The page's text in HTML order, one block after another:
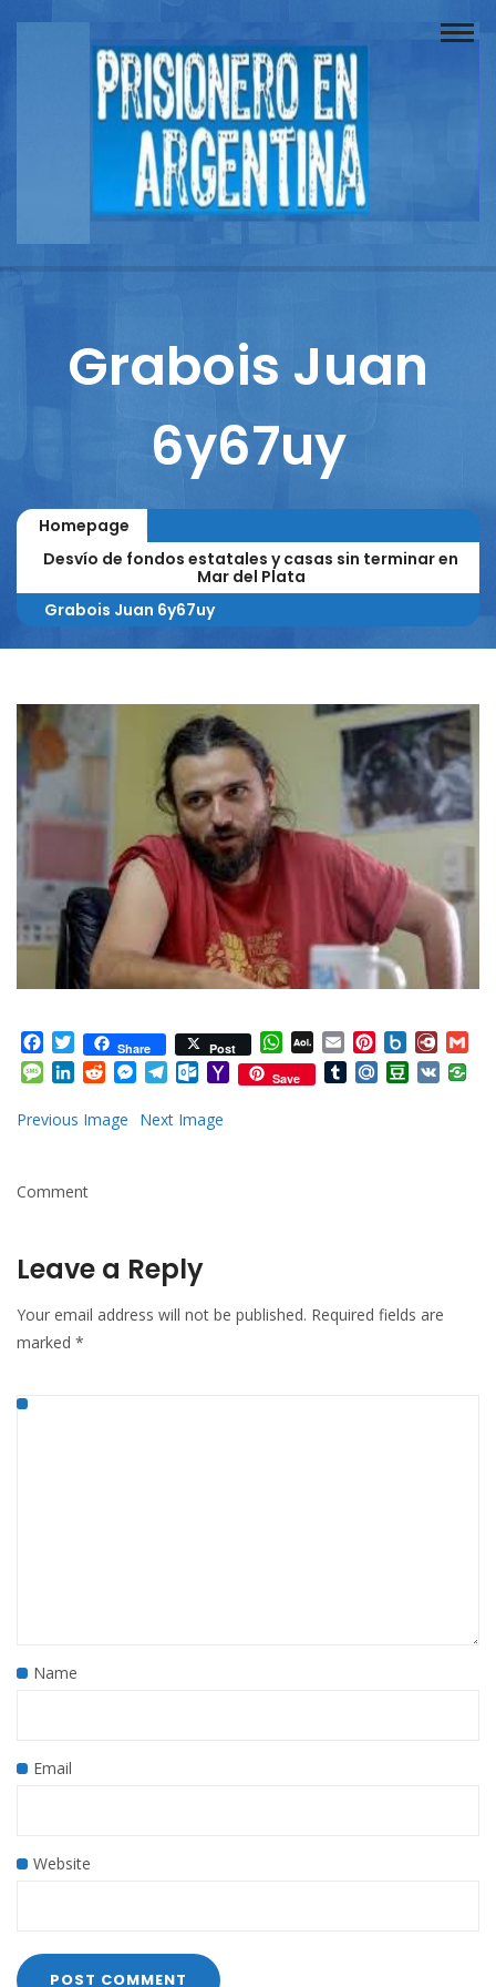
Buscador
Documentos
Reportajes
Grabois Juan
6y67uy
Homepage
Desvío de fondos estatales y casas sin terminar en
Mar del Plata
Grabois Juan 6y67uy
Facebook
TwitterShare Post WhatsApp
AOL
Mail
Email Pinterest
Box.net
Message
LinkedInRedditMessenger
TelegramOutlook.com
YahooSave TumblrMail.RuDouban
VK
Previous Image Next Image
Comment
Leave a Reply
Your email address will not be published. Required fields are
marked *
Name
Email
Website